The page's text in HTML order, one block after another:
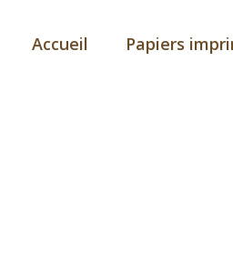
Accueil Papiers